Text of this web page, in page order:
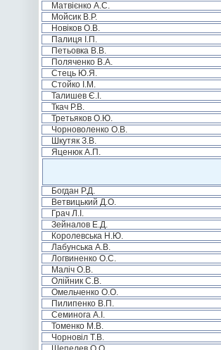
Матвієнко А.С.
Мойсик В.Р.
Новіков О.В.
Палиця І.П.
Петьовка В.В.
Поляченко В.А.
Стець Ю.Я.
Стойко І.М.
Талишев Є.І.
Ткач Р.В.
Третьяков О.Ю.
Чорноволенко О.В.
Шкутяк З.В.
Яценюк А.П.
Богдан Р.Д.
Ветвицький Д.О.
Грач Л.І.
Зейналов Е.Д.
Королевська Н.Ю.
Лабунська А.В.
Логвиненко О.С.
Маліч О.В.
Олійник С.В.
Омельченко О.О.
Пилипенко В.П.
Семинога А.І.
Томенко М.В.
Чорновіл Т.В.